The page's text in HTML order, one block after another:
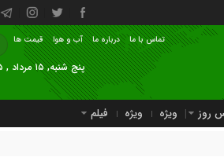
قیمت ها آب و هوا درباره ما تماس با ما
پنج شنبه, ۱۵ مرداد , ۱۴۰۵ | برابر با : 22 صفر 1448
روز ویژه ویژه فیلم